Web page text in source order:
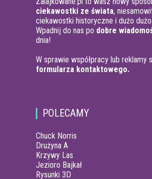
ciekawostki ze świata,
ciekawostki historyczne i dużo
Wpadnij do nas po dobre
dnia!
W sprawie współpracy lub reklamy
formularza kontaktowego.
POLECAMY
Chuck Norris
Drużyna A
Krzywy Las
Jezioro Bajkał
Rysunki 3D